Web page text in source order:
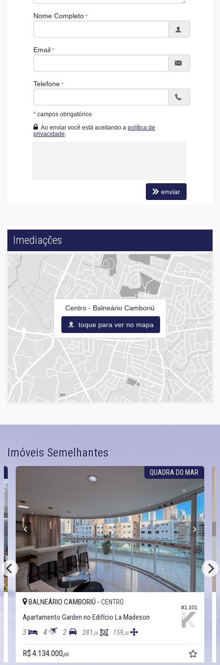
Entrada para Banhistas
Hall Decorado e Mobiliado
Estar Social
Nome Completo
Email
Telefone
* campos obrigatórios
Ao enviar você está aceitando a política de
privacidade
enviar
Imediações
Centro - Balneário Camboriú
toque para ver no mapa
Imóveis Semelhantes
QUADRA DO MAR
#1.101
BALNEÁRIO CAMBORIÚ - CENTRO
Apartamento Garden no Edifício La Madeson
3 4 2 281,00 159,00
R$ 4.134.000,00